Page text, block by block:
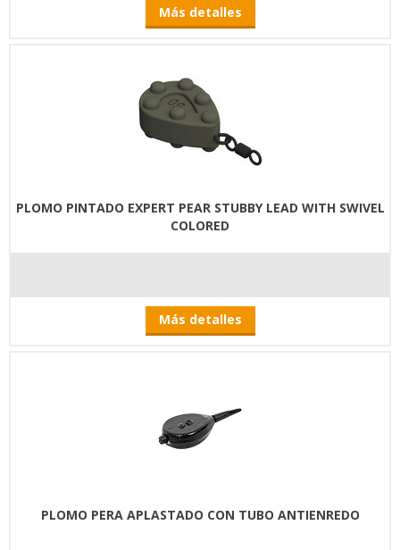
Más detalles
PLOMO PINTADO EXPERT PEAR STUBBY LEAD WITH SWIVEL
COLORED
Más detalles
PLOMO PERA APLASTADO CON TUBO ANTIENREDO